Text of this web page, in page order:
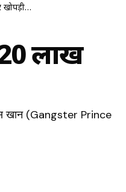
खोपड़ी…
20 लाख
खान (Gangster Prince